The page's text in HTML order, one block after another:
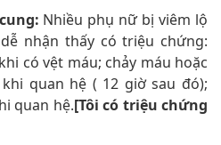
Nhiều phụ nữ bị viêm lộ
nhận thấy có triệu chứng:
có vệt máu; chảy máu hoặc
quan hệ ( 12 giờ sau đó);
quan hệ.[Tôi có triệu chứng